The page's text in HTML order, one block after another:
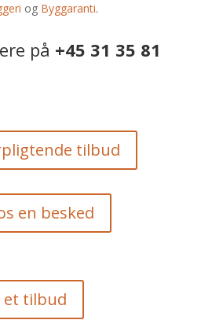
og Byggaranti.
på +45 31 35 81
tilbud
en besked
et tilbud